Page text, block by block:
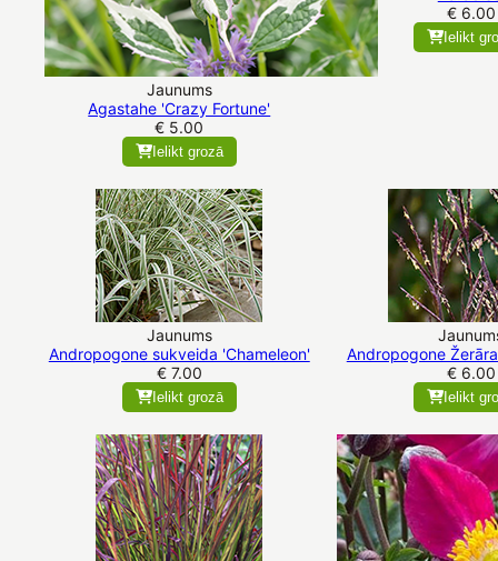
Jaunums
Agastahe 'Crazy Fortune'
€ 5.00
Ielikt grozā
€ 6.00
Ielikt
Jaunums
Andropogone sukveida 'Chameleon'
€ 7.00
Ielikt grozā
Andropogone
€ 6.00
Ielikt